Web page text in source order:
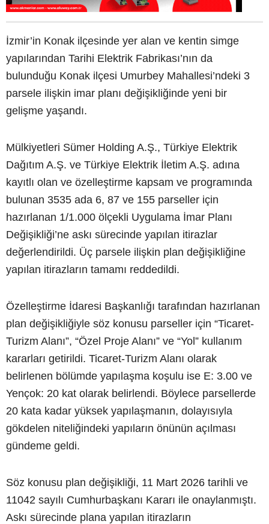
İzmir’in Konak ilçesinde yer alan ve kentin simge
yapılarından Tarihi Elektrik Fabrikası’nın da
bulunduğu Konak ilçesi Umurbey Mahallesi’ndeki 3
parsele ilişkin imar planı değişikliğinde yeni bir
gelişme yaşandı.
Mülkiyetleri Sümer Holding A.Ş., Türkiye Elektrik
Dağıtım A.Ş. ve Türkiye Elektrik İletim A.Ş. adına
kayıtlı olan ve özelleştirme kapsam ve programında
bulunan 3535 ada 6, 87 ve 155 parseller için
hazırlanan 1/1.000 ölçekli Uygulama İmar Planı
Değişikliği’ne askı sürecinde yapılan itirazlar
değerlendirildi. Üç parsele ilişkin plan değişikliğine
yapılan itirazların tamamı reddedildi.
Özelleştirme İdaresi Başkanlığı tarafından hazırlanan
plan değişikliğiyle söz konusu parseller için “Ticaret-
Turizm Alanı”, “Özel Proje Alanı” ve “Yol” kullanım
kararları getirildi. Ticaret-Turizm Alanı olarak
belirlenen bölümde yapılaşma koşulu ise E: 3.00 ve
Yençok: 20 kat olarak belirlendi. Böylece parsellerde
20 kata kadar yüksek yapılaşmanın, dolayısıyla
gökdelen niteliğindeki yapıların önünün açılması
gündeme geldi.
Söz konusu plan değişikliği, 11 Mart 2026 tarihli ve
11042 sayılı Cumhurbaşkanı Kararı ile onaylanmıştı.
Askı sürecinde plana yapılan itirazların